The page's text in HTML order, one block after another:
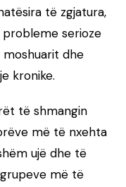
të zgjatura,
serioze
dhe
kronike.
të shmangin
më të nxehta
ujë dhe të
më të